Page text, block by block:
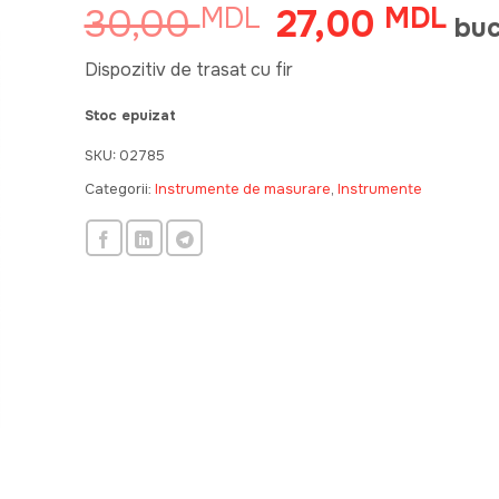
30,00MDL Prețul
inițial
a
27,00 MDL
Dispozitiv de trasat cu fir
Stoc epuizat
SKU: 02785
Categorii: Instrumente de masurare, Instrumente